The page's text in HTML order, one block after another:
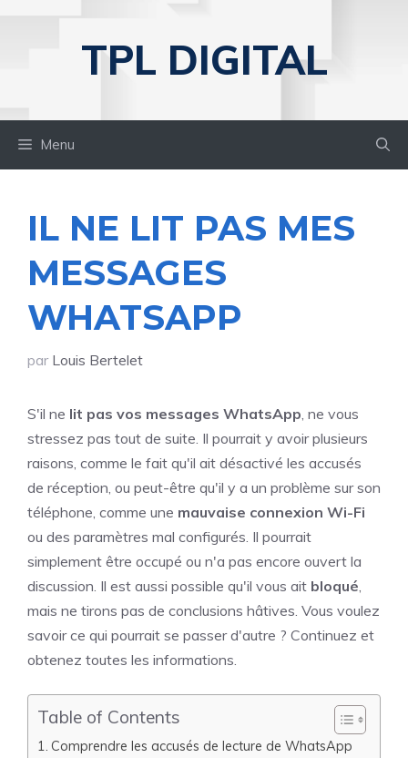
TPL DIGITAL
Menu
IL NE LIT PAS MES
MESSAGES
WHATSAPP
par Louis Bertelet
S'il ne lit pas vos messages WhatsApp, ne vous
stressez pas tout de suite. Il pourrait y avoir plusieurs
raisons, comme le fait qu'il ait désactivé les accusés
de réception, ou peut-être qu'il y a un problème sur son
téléphone, comme une mauvaise connexion Wi-Fi
ou des paramètres mal configurés. Il pourrait
simplement être occupé ou n'a pas encore ouvert la
discussion. Il est aussi possible qu'il vous ait bloqué,
mais ne tirons pas de conclusions hâtives. Vous voulez
savoir ce qui pourrait se passer d'autre ? Continuez et
obtenez toutes les informations.
Table of Contents
Comprendre les accusés de lecture de WhatsApp